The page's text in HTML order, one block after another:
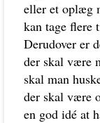
eller et oplæg
kan tage flere
Derudover er
der skal være
skal man
der skal være
en god idé at